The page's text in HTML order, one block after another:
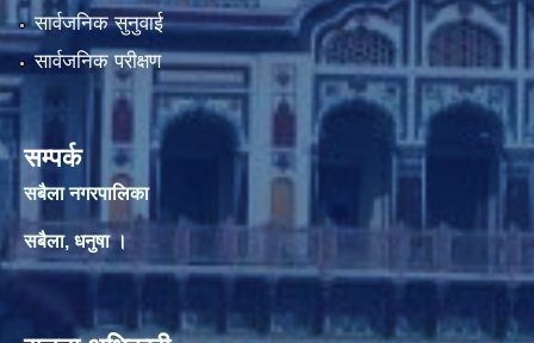
सार्वजनिक सुनुवाई
सार्वजनिक परीक्षण
सम्पर्क
सबैला नगरपालिका
सबैला, धनुषा ।